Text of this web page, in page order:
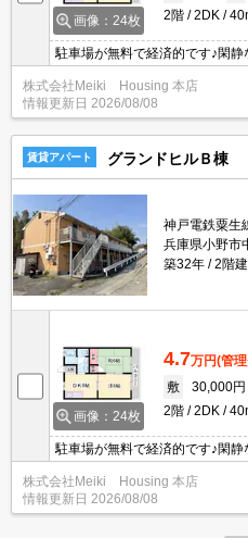
画像：24枚
2階
2DK
駐車場が無料で経済的です♪閑
株式会社Meiki Housing 本店
情報更新日 2026/08/08
賃貸アパート グランドヒルＢ棟
神戸電鉄粟生
兵庫県小野市
築32年
2階建
画像：24枚
4.7万円(管
敷
30,000円
2階
2DK
駐車場が無料で経済的です♪閑
株式会社Meiki Housing 本店
情報更新日 2026/08/08